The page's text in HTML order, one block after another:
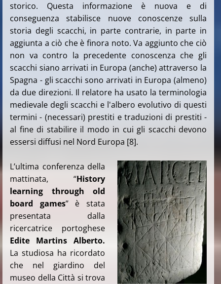
storico. Questa informazione è nuova e di
conseguenza stabilisce nuove conoscenze sulla
storia degli scacchi, in parte contrarie, in parte in
aggiunta a ciò che è finora noto. Va aggiunto che ciò
non va contro la precedente conoscenza che gli
scacchi siano arrivati ​​in Europa (anche) attraverso la
Spagna - gli scacchi sono arrivati ​​in Europa (almeno)
da due direzioni. Il relatore ha usato la terminologia
medievale degli scacchi e l'albero evolutivo di questi
termini - (necessari) prestiti e traduzioni di prestiti -
al fine di stabilire il modo in cui gli scacchi devono
essersi diffusi nel Nord Europa [8].
L’ultima conferenza della
mattinata, “History
learning through old
board games” è stata
presentata dalla
ricercatrice portoghese
Edite Martins Alberto.
La studiosa ha ricordato
che nel giardino del
museo della Città si trova